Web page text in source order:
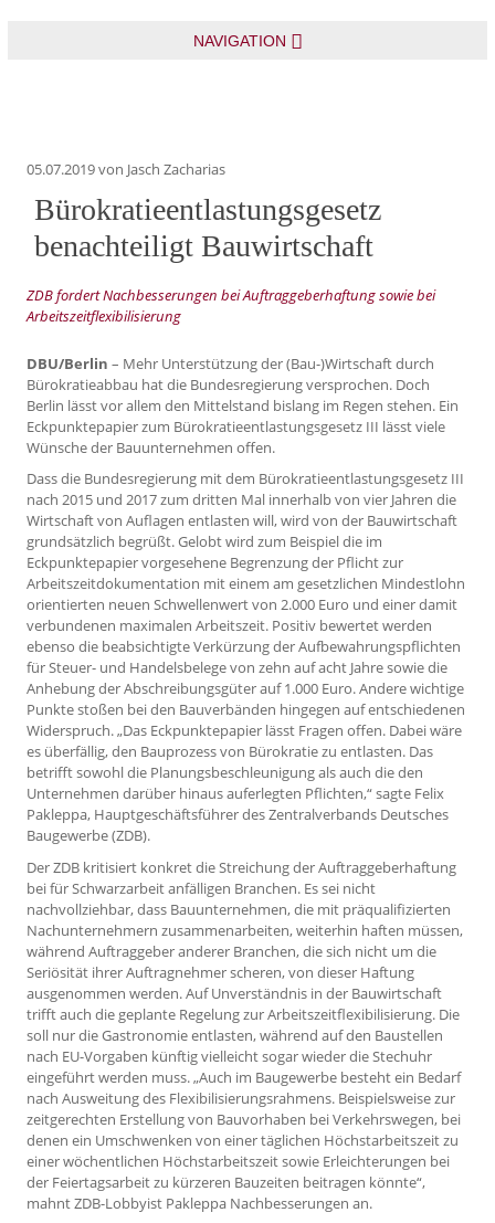
NAVIGATION
05.07.2019von Jasch Zacharias
Bürokratieentlastungsgesetz
benachteiligt Bauwirtschaft
ZDB fordert Nachbesserungen bei Auftraggeberhaftung sowie bei
Arbeitszeitflexibilisierung
DBU/Berlin – Mehr Unterstützung der (Bau-)Wirtschaft durch
Bürokratieabbau hat die Bundesregierung versprochen. Doch
Berlin lässt vor allem den Mittelstand bislang im Regen stehen. Ein
Eckpunktepapier zum Bürokratieentlastungsgesetz III lässt viele
Wünsche der Bauunternehmen offen.
Dass die Bundesregierung mit dem Bürokratieentlastungsgesetz III
nach 2015 und 2017 zum dritten Mal innerhalb von vier Jahren die
Wirtschaft von Auflagen entlasten will, wird von der Bauwirtschaft
grundsätzlich begrüßt. Gelobt wird zum Beispiel die im
Eckpunktepapier vorgesehene Begrenzung der Pflicht zur
Arbeitszeitdokumentation mit einem am gesetzlichen Mindestlohn
orientierten neuen Schwellenwert von 2.000 Euro und einer damit
verbundenen maximalen Arbeitszeit. Positiv bewertet werden
ebenso die beabsichtigte Verkürzung der Aufbewahrungspflichten
für Steuer- und Handelsbelege von zehn auf acht Jahre sowie die
Anhebung der Abschreibungsgüter auf 1.000 Euro. Andere wichtige
Punkte stoßen bei den Bauverbänden hingegen auf entschiedenen
Widerspruch. „Das Eckpunktepapier lässt Fragen offen. Dabei wäre
es überfällig, den Bauprozess von Bürokratie zu entlasten. Das
betrifft sowohl die Planungsbeschleunigung als auch die den
Unternehmen darüber hinaus auferlegten Pflichten,“ sagte Felix
Pakleppa, Hauptgeschäftsführer des Zentralverbands Deutsches
Baugewerbe (ZDB).
Der ZDB kritisiert konkret die Streichung der Auftraggeberhaftung
bei für Schwarzarbeit anfälligen Branchen. Es sei nicht
nachvollziehbar, dass Bauunternehmen, die mit präqualifizierten
Nachunternehmern zusammenarbeiten, weiterhin haften müssen,
während Auftraggeber anderer Branchen, die sich nicht um die
Seriösität ihrer Auftragnehmer scheren, von dieser Haftung
ausgenommen werden. Auf Unverständnis in der Bauwirtschaft
trifft auch die geplante Regelung zur Arbeitszeitflexibilisierung. Die
soll nur die Gastronomie entlasten, während auf den Baustellen
nach EU-Vorgaben künftig vielleicht sogar wieder die Stechuhr
eingeführt werden muss. „Auch im Baugewerbe besteht ein Bedarf
nach Ausweitung des Flexibilisierungsrahmens. Beispielsweise zur
zeitgerechten Erstellung von Bauvorhaben bei Verkehrswegen, bei
denen ein Umschwenken von einer täglichen Höchstarbeitszeit zu
einer wöchentlichen Höchstarbeitszeit sowie Erleichterungen bei
der Feiertagsarbeit zu kürzeren Bauzeiten beitragen könnte“,
mahnt ZDB-Lobbyist Pakleppa Nachbesserungen an.